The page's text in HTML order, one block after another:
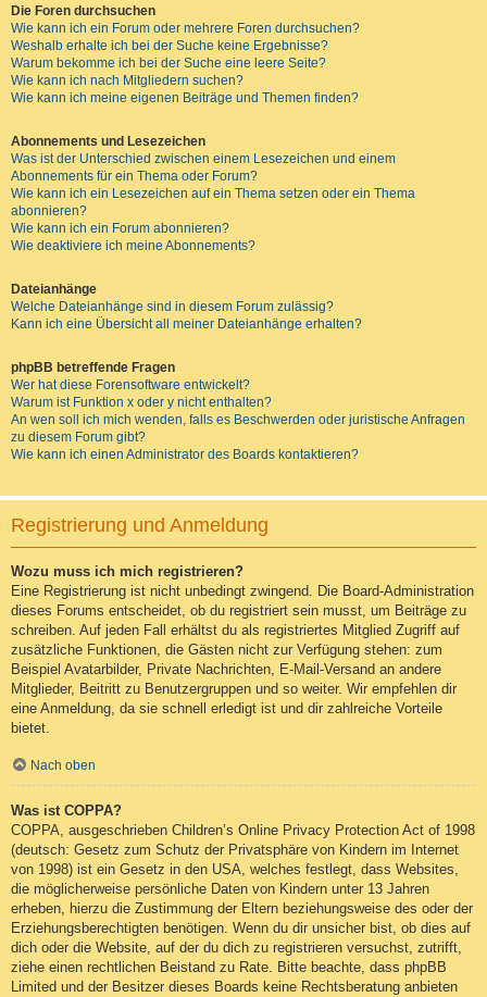
Die Foren durchsuchen
Wie kann ich ein Forum oder mehrere Foren durchsuchen?
Weshalb erhalte ich bei der Suche keine Ergebnisse?
Warum bekomme ich bei der Suche eine leere Seite?
Wie kann ich nach Mitgliedern suchen?
Wie kann ich meine eigenen Beiträge und Themen finden?
Abonnements und Lesezeichen
Was ist der Unterschied zwischen einem Lesezeichen und einem
Abonnements für ein Thema oder Forum?
Wie kann ich ein Lesezeichen auf ein Thema setzen oder ein Thema
abonnieren?
Wie kann ich ein Forum abonnieren?
Wie deaktiviere ich meine Abonnements?
Dateianhänge
Welche Dateianhänge sind in diesem Forum zulässig?
Kann ich eine Übersicht all meiner Dateianhänge erhalten?
phpBB betreffende Fragen
Wer hat diese Forensoftware entwickelt?
Warum ist Funktion x oder y nicht enthalten?
An wen soll ich mich wenden, falls es Beschwerden oder juristische Anfragen
zu diesem Forum gibt?
Wie kann ich einen Administrator des Boards kontaktieren?
Registrierung und Anmeldung
Wozu muss ich mich registrieren?
Eine Registrierung ist nicht unbedingt zwingend. Die Board-Administration
dieses Forums entscheidet, ob du registriert sein musst, um Beiträge zu
schreiben. Auf jeden Fall erhältst du als registriertes Mitglied Zugriff auf
zusätzliche Funktionen, die Gästen nicht zur Verfügung stehen: zum
Beispiel Avatarbilder, Private Nachrichten, E-Mail-Versand an andere
Mitglieder, Beitritt zu Benutzergruppen und so weiter. Wir empfehlen dir
eine Anmeldung, da sie schnell erledigt ist und dir zahlreiche Vorteile
bietet.
Nach oben
Was ist COPPA?
COPPA, ausgeschrieben Children’s Online Privacy Protection Act of 1998
(deutsch: Gesetz zum Schutz der Privatsphäre von Kindern im Internet
von 1998) ist ein Gesetz in den USA, welches festlegt, dass Websites,
die möglicherweise persönliche Daten von Kindern unter 13 Jahren
erheben, hierzu die Zustimmung der Eltern beziehungsweise des oder der
Erziehungsberechtigten benötigen. Wenn du dir unsicher bist, ob dies auf
dich oder die Website, auf der du dich zu registrieren versuchst, zutrifft,
ziehe einen rechtlichen Beistand zu Rate. Bitte beachte, dass phpBB
Limited und der Besitzer dieses Boards keine Rechtsberatung anbieten